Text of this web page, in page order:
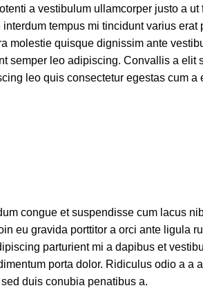
a vestibulum ullamcorper justo a
tempus mi tincidunt varius erat
molestie quisque dignissim ante
semper leo adipiscing. Convallis a elit
leo quis consectetur egestas cum a
congue et suspendisse cum lacus
eu gravida porttitor a orci ante ligula
parturient mi a dapibus et
porta dolor. Ridiculus odio a a
duis conubia penatibus a.